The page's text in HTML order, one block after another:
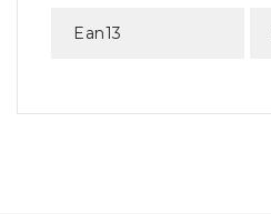
Ean13